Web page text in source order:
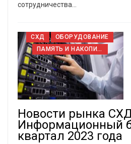
сотрудничества
СХД
ОБОРУДОВАНИЕ
ПАМЯТЬ И НАКОПИТЕЛИ
Новости рынка
Информационный
квартал 2023 года